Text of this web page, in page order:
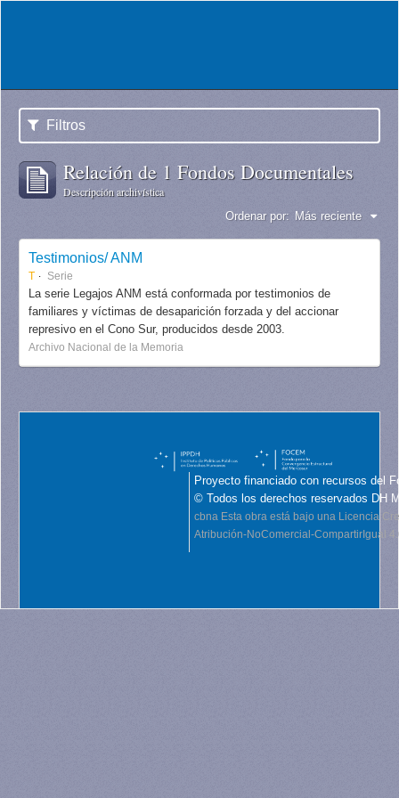
Filtros
Relación de 1 Fondos Documentales
Descripción archivística
Ordenar por: Más reciente
Testimonios/ ANM
T Serie
La serie Legajos ANM está conformada por testimonios de
familiares y víctimas de desaparición forzada y del accionar
represivo en el Cono Sur, producidos desde 2003.
Archivo Nacional de la Memoria
Proyecto financiado con recursos del
© Todos los derechos reservados DH
cbna Esta obra está bajo una Licencia
Atribución-NoComercial-CompartirIgual